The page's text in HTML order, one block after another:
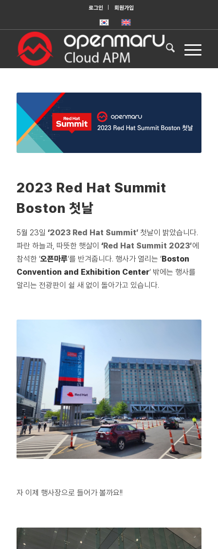
로그인 회원가입
2023 Red Hat Summit
Boston 첫날
5월 23일 ‘2023 Red Hat Summit’첫날이 밝았습니다.
파란 하늘과, 따뜻한 햇살이 ‘Red Hat Summit 2023′에
참석한 ‘오픈마루‘를 반겨줍니다. 행사가 열리는 ‘Boston
Convention and Exhibition Center‘ 밖에는 행사를
알리는 전광판이 쉴 새 없이 돌아가고 있습니다.
자 이제 행사장으로 들어가 볼까요!!